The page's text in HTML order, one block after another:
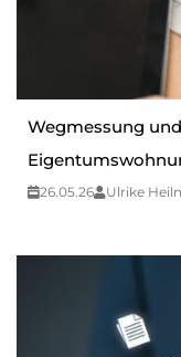
Wegmessung
26.05.26 Ulrike